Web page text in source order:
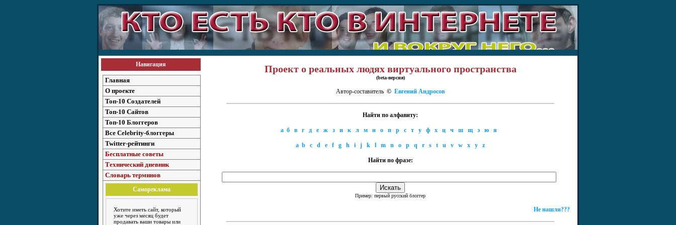
Навигация
Главная
О проекте
Топ-10 Создателей
Топ-10 Сайтов
Топ-10 Блоггеров
Все Celebrity-блоггеры
Twitter-рейтинги
Бесплатные советы
Технический дневник
Словарь терминов
Самореклама
Хотите иметь сайт, который
уже через месяц будет
продавать ваши товары или
Проект о реальных людях виртуального пространства
(beta-версия)
Автор-составитель © Евгений Андросов
Найти по алфавиту:
а б в г д е ж з и к л м н о п р с т у ф х ц ч ш щ э ю я
a b c d e f g h i j k l m n o p q r s t u v w x y z
Найти по фразе:
Пример: первый русский блоггер
Не нашли???